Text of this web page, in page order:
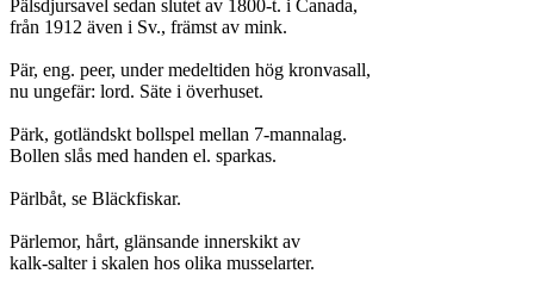
Pälsdjursavel sedan slutet av 1800-t. i Canada,
från 1912 även i Sv., främst av mink.
Pär, eng. peer, under medeltiden hög kronvasall,
nu ungefär: lord. Säte i överhuset.
Pärk, gotländskt bollspel mellan 7-mannalag.
Bollen slås med handen el. sparkas.
Pärlbåt, se Bläckfiskar.
Pärlemor, hårt, glänsande innerskikt av
kalk-salter i skalen hos olika musselarter.